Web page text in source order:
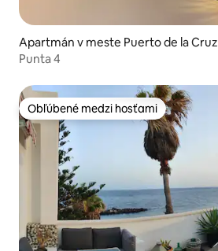
Apartmán v meste Puerto de la Cruz
Punta 4
Obľúbené medzi hosťami
Obľúbené medzi hosťami